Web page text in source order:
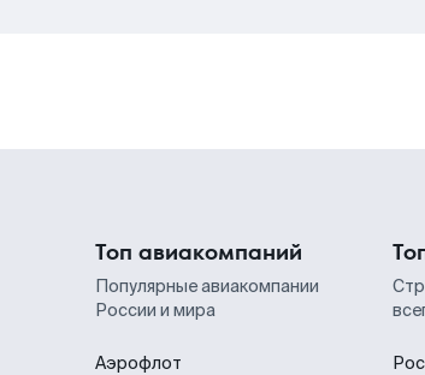
Топ авиакомпаний
Популярные авиакомпании
России и мира
Аэрофлот